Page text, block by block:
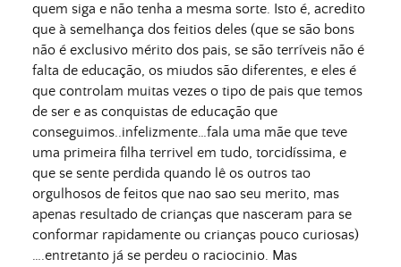
quem siga e não tenha a mesma sorte. Isto é, acredito
que à semelhança dos feitios deles (que se são bons
não é exclusivo mérito dos pais, se são terríveis não é
falta de educação, os miudos são diferentes, e eles é
que controlam muitas vezes o tipo de pais que temos
de ser e as conquistas de educação que
conseguimos..infelizmente…fala uma mãe que teve
uma primeira filha terrivel em tudo, torcidíssima, e
que se sente perdida quando lê os outros tao
orgulhosos de feitos que nao sao seu merito, mas
apenas resultado de crianças que nasceram para se
conformar rapidamente ou crianças pouco curiosas)
….entretanto já se perdeu o raciocinio. Mas